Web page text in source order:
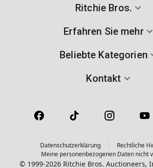
Ritchie Bros.
Erfahren Sie mehr
Beliebte Kategorien
Kontakt
Datenschutzerklärung
Rechtliche
Meine personenbezogenen Daten nicht
© 1999-2026 Ritchie Bros. Auctioneers,